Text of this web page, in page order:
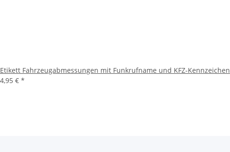
Etikett Fahrzeugabmessungen mit Funkrufname und KFZ-Kennzeichen
4,95 € *